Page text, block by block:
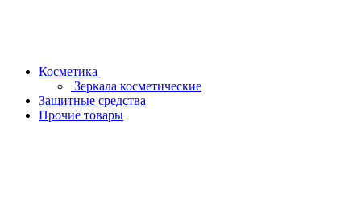
Косметика
Зеркала косметические
Защитные средства
Прочие товары